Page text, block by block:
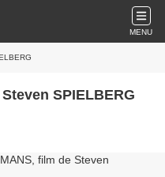
MENU
SPIELBERG